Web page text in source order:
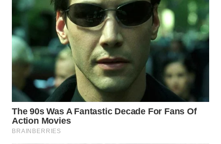
BORNEO
Wahana
Media
Group
WAHANA
NEWS
WAHANA
TANI